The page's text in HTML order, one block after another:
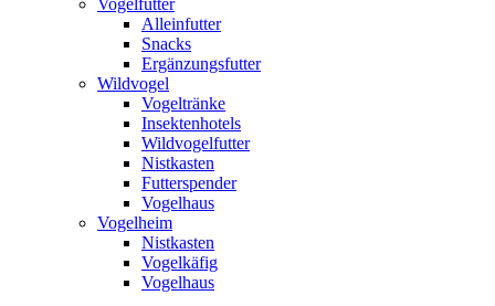
Vogelfutter
Alleinfutter
Snacks
Ergänzungsfutter
Wildvogel
Vogeltränke
Insektenhotels
Wildvogelfutter
Nistkasten
Futterspender
Vogelhaus
Vogelheim
Nistkasten
Vogelkäfig
Vogelhaus